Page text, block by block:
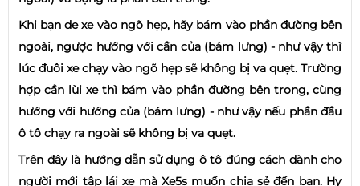
Khi bạn de xe vào ngõ hẹp, hãy bám vào phần đường bên
ngoài, ngược hướng với cần của (bám lưng) - như vậy thì
lúc đuôi xe chạy vào ngõ hẹp sẽ không bị va quẹt. Trường
hợp cần lùi xe thì bám vào phần đường bên trong, cùng
hướng với hướng của (bám lưng) - như vậy nếu phần đầu
ô tô chạy ra ngoài sẽ không bị va quẹt.
Trên đây là hướng dẫn sử dụng ô tô đúng cách dành cho
người mới tập lái xe mà Xe5s muốn chia sẻ đến bạn. Hy